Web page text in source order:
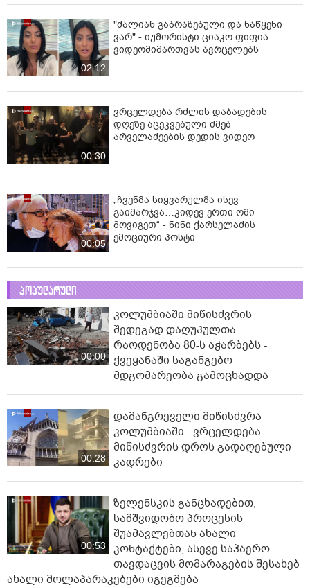
02:12
"ძალიან გაბრაზებული და ნაწყენი
ვარ" - იუმორისტი ციაკო ფიფია
ვიდეომიმართვას ავრცელებს
00:30
ვრცელდება რძლის დაბადების
დღეზე აცეკვებული ძმებ
არველაძეების დედის ვიდეო
00:05
„ჩვენმა სიყვარულმა ისევ
გაიმარჯვა…კიდევ ერთი ომი
მოვიგეთ“ - ნინი ქარსელაძის
ემოციური პოსტი
პოპულარული
00:00
კოლუმბიაში მიწისძვრის
შედეგად დაღუპულთა
რაოდენობა 80-ს აჭარბებს -
ქვეყანაში საგანგებო
მდგომარეობა გამოცხადდა
00:28
დამანგრეველი მიწისძვრა
კოლუმბიაში - ვრცელდება
მიწისძვრის დროს გადაღებული
კადრები
00:53
ზელენსკის განცხადებით,
სამშვიდობო პროცესის
შუამავლებთან ახალი
კონტაქტები, ასევე საჰაერო
თავდაცვის მომარაგების შესახებ
ახალი მოლაპარაკებები იგეგმება